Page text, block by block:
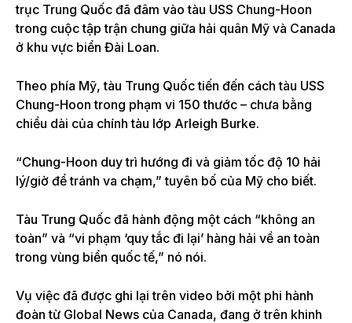
trục Trung Quốc đã đâm vào tàu USS Chung-Hoon
trong cuộc tập trận chung giữa hải quân Mỹ và Canada
ở khu vực biển Đài Loan.
Theo phía Mỹ, tàu Trung Quốc tiến đến cách tàu USS
Chung-Hoon trong phạm vi 150 thước – chưa bằng
chiều dài của chính tàu lớp Arleigh Burke.
“Chung-Hoon duy trì hướng đi và giảm tốc độ 10 hải
lý/giờ để tránh va chạm,” tuyên bố của Mỹ cho biết.
Tàu Trung Quốc đã hành động một cách “không an
toàn” và “vi phạm ‘quy tắc đi lại’ hàng hải về an toàn
trong vùng biển quốc tế,” nó nói.
Vụ việc đã được ghi lại trên video bởi một phi hành
đoàn từ Global News của Canada, đang ở trên khinh